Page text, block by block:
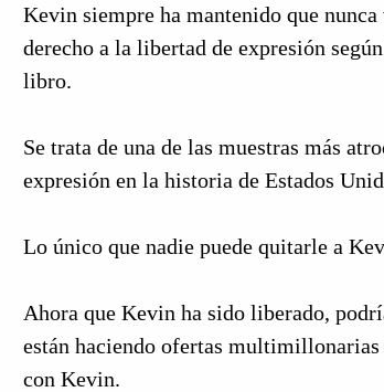
Kevin siempre ha mantenido que
derecho a la libertad de expresión
libro.
Se trata de una de las muestras más
expresión en la historia de Estados
Lo único que nadie puede quitarle a
Ahora que Kevin ha sido liberado,
están haciendo ofertas
con Kevin.